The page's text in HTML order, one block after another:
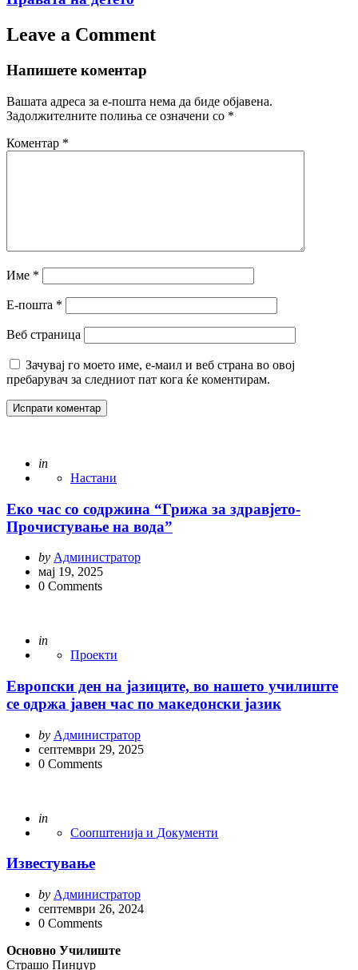
Leave a Comment
Напишете коментар
Вашата адреса за е-пошта нема да биде објавена.
Задолжителните полиња се означени со *
Коментар *
Име *
Е-пошта *
Веб страница
Зачувај го моето име, е-маил и веб страна во овој
пребарувач за следниот пат кога ќе коментирам.
Posted
in
Настани
Еко час со содржина “Грижа за здравјето-
Прочистување на вода”
Posted
by
by Администратор
мај 19, 2025
0 Comments
Posted
in
Проекти
Европски ден на јазиците, во нашето училиште
се одржа јавен час по македонски јазик
Posted
by
by Администратор
септември 29, 2025
0 Comments
Posted
in
Соопштенија и Документи
Известување
Posted
by
by Администратор
септември 26, 2024
0 Comments
Основно Училиште
Страшо Пинџур